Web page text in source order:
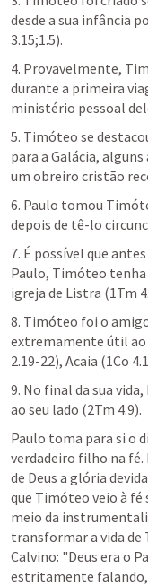
desde a sua infância
3.15;1.5).
4. Provavelmente,
durante a primeira
ministério pessoal
5. Timóteo se
para a Galácia,
um obreiro cristão
6. Paulo tomou
depois de tê-lo
7. É possível que
Paulo, Timóteo
igreja de Listra (1Tm
8. Timóteo foi o
extremamente útil ao
2.19-22), Acaia (1Co
9. No final da sua
ao seu lado (2Tm 4.9).
Paulo toma para si o
verdadeiro filho na
de Deus a glória
que Timóteo veio à fé
meio da
transformar a vida
Calvino: "Deus era o
estritamente falando,